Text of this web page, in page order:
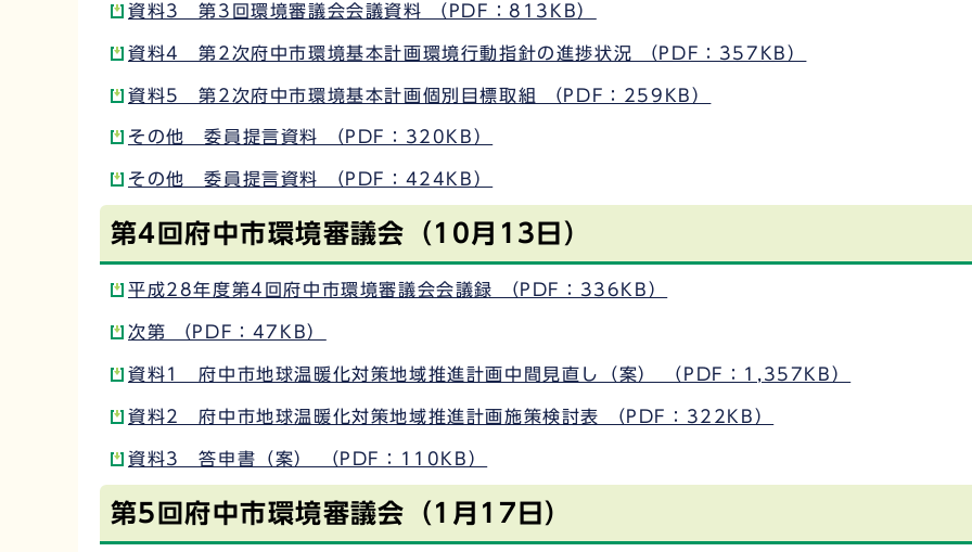
資料3 第3回環境審議会会議資料 （PDF：813KB）
資料4 第2次府中市環境基本計画環境行動指針の進捗状況 （PDF：357KB）
資料5 第2次府中市環境基本計画個別目標取組 （PDF：259KB）
その他 委員提言資料 （PDF：320KB）
その他 委員提言資料 （PDF：424KB）
第4回府中市環境審議会（10月13日）
平成28年度第4回府中市環境審議会会議録 （PDF：336KB）
次第 （PDF：47KB）
資料1 府中市地球温暖化対策地域推進計画中間見直し（案） （PDF：1,357KB）
資料2 府中市地球温暖化対策地域推進計画施策検討表 （PDF：322KB）
資料3 答申書（案） （PDF：110KB）
第5回府中市環境審議会（1月17日）